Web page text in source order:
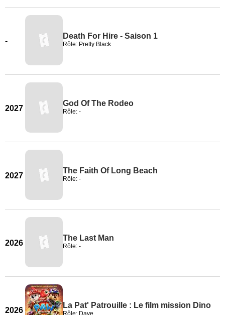
-
Death For Hire - Saison 1
Rôle: Pretty Black
2027
God Of The Rodeo
Rôle: -
2027
The Faith Of Long Beach
Rôle: -
2026
The Last Man
Rôle: -
2026
La Pat' Patrouille : Le film mission Dino
Rôle: Dave